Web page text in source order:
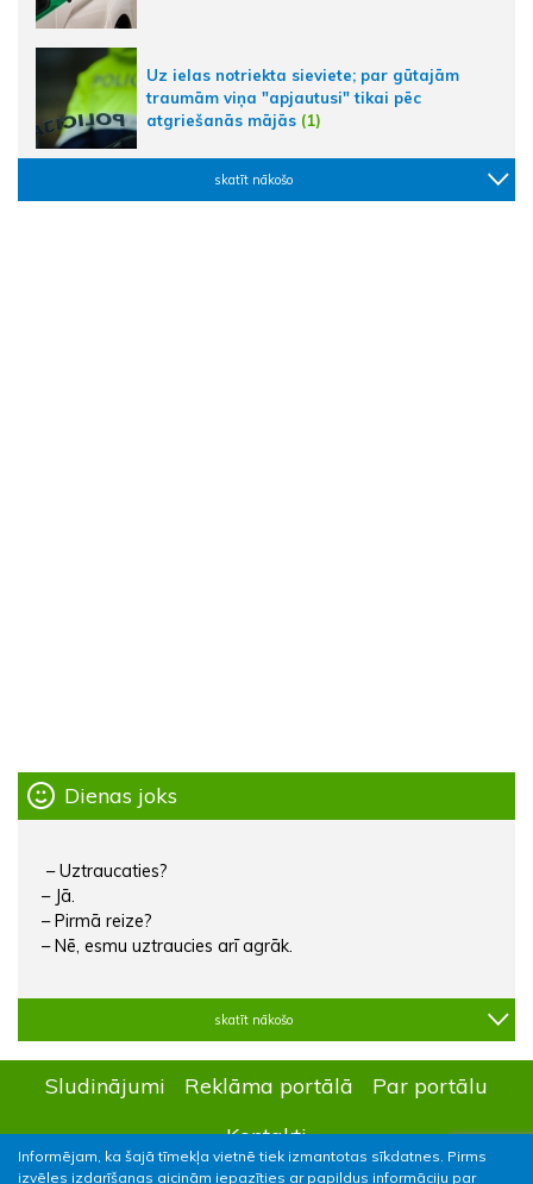
Informējam, ka šajā tīmekļa vietnē tiek izmantotas sīkdatnes. Pirms
izvēles izdarīšanas aicinām iepazīties ar papildus informāciju par
Uz ielas notriekta sieviete; par gūtajām
traumām viņa "apjautusi" tikai pēc
atgriešanās mājās (1)
skatīt nākošo
Dienas joks
– Uztraucaties?
– Jā.
– Pirmā reize?
– Nē, esmu uztraucies arī agrāk.
skatīt nākošo
Sludinājumi Reklāma portālā
Par portālu
Kontakti